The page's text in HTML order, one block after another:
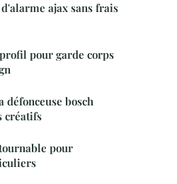
ajax sans frais
pour garde corps
défonceuse bosch
créatifs
pour